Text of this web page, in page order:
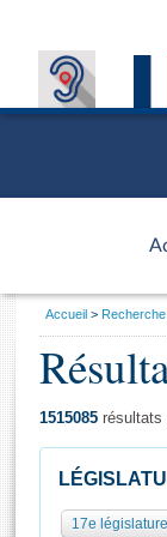
Vous
Accueil Recherche
1515085 résultats
17e législature